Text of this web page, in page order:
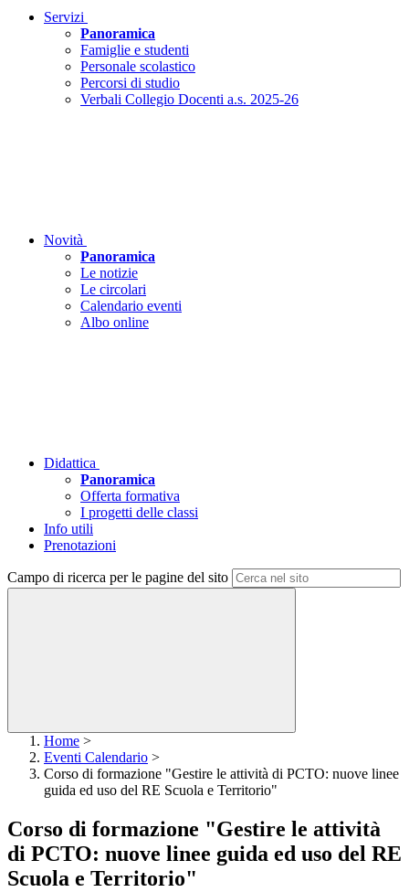
Servizi
Panoramica
Famiglie e studenti
Personale scolastico
Percorsi di studio
Verbali Collegio Docenti a.s. 2025-26
Novità
Panoramica
Le notizie
Le circolari
Calendario eventi
Albo online
Didattica
Panoramica
Offerta formativa
I progetti delle classi
Info utili
Prenotazioni
Campo di ricerca per le pagine del sito
Home >
Eventi Calendario >
Corso di formazione "Gestire le attività di PCTO: nuove linee
guida ed uso del RE Scuola e Territorio"
Corso di formazione "Gestire le attività
di PCTO: nuove linee guida ed uso del RE
Scuola e Territorio"